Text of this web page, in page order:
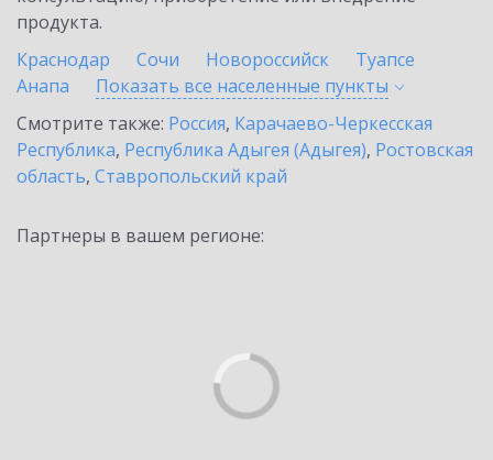
продукта.
Краснодар
Сочи Новороссийск
Туапсе
Анапа
Показать все населенные пункты
Смотрите также: Россия, Карачаево-Черкесская
Республика, Республика Адыгея (Адыгея), Ростовская
область, Ставропольский край
Партнеры в вашем регионе: